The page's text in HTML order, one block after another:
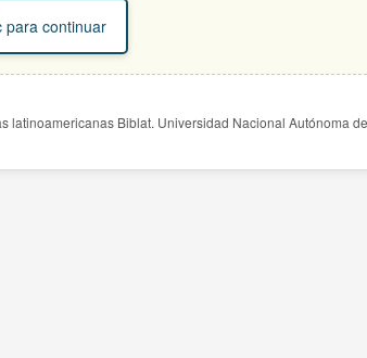
para continuar
latinoamericanas Biblat. Universidad Nacional Autónoma